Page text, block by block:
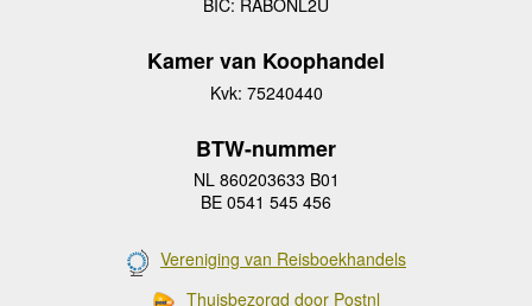
BIC: RABONL2U
Kamer van Koophandel
Kvk: 75240440
BTW-nummer
NL 860203633 B01
BE 0541 545 456
Vereniging van Reisboekhandels
Thuisbezorgd door Postnl